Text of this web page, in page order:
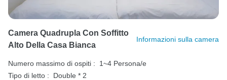
Camera Quadrupla Con Soffitto
Alto Della Casa Bianca
Informazioni sulla camera
Numero massimo di ospiti :
1~4 Persona/e
Tipo di letto :
Double * 2